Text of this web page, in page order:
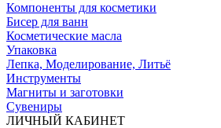
Компоненты для косметики
Бисер для ванн
Косметические масла
Упаковка
Лепка, Моделирование, Литьё
Инструменты
Магниты и заготовки
Сувениры
ЛИЧНЫЙ КАБИНЕТ